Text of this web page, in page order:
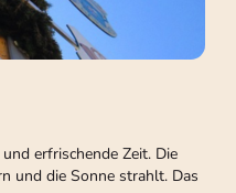
erfrischende Zeit. Die
und die Sonne strahlt. Das